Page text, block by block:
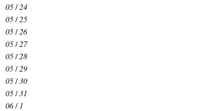
05/24
05/25
05/26
05/27
05/28
05/29
05/30
05/31
06/ 1